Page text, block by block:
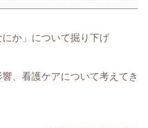
か」について掘り下げ
、看護ケアについて考えてき